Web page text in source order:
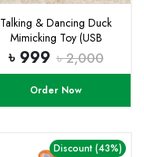
Talking & Dancing Duck
Mimicking Toy (USB
CHARGING)-
৳ 999 ৳ 2,000
Order Now
Discount (43%)